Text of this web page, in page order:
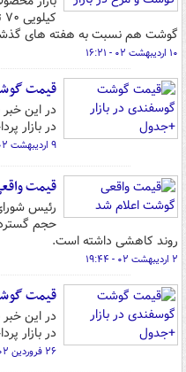
گوشت هم نسبت به هفته های
۱۰ اردیبهشت ۰۲ - ۱۶:۲۱
قیمت
در این
در بازار
۹ اردیبهشت ۰۲ - ۰۹:۵۷
قیمت
رئیس
حجم
روند کاهشی داشته است.
۲ اردیبهشت ۰۲ - ۱۹:۴۴
قیمت
در این
در بازار
۲۶ فروردین ۰۲ - ۱۱:۳۰